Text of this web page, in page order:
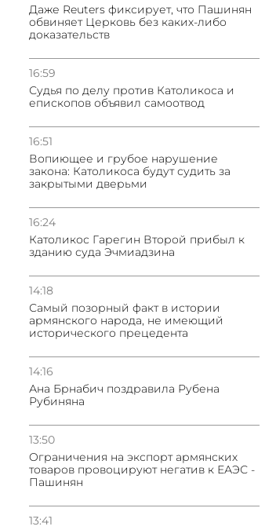
Даже Reuters фиксирует, что Пашинян
обвиняет Церковь без каких-либо
доказательств
16:59
Судья по делу против Католикоса и
епископов объявил самоотвод
16:51
Вопиющее и грубое нарушение
закона: Католикоса будут судить за
закрытыми дверьми
16:24
Католикос Гарегин Второй прибыл к
зданию суда Эчмиадзина
14:18
Самый позорный факт в истории
армянского народа, не имеющий
исторического прецедента
14:16
Ана Брнабич поздравила Рубена
Рубиняна
13:50
Oграничения на экспорт армянских
товаров провоцируют негатив к ЕАЭС -
Пашинян
13:41